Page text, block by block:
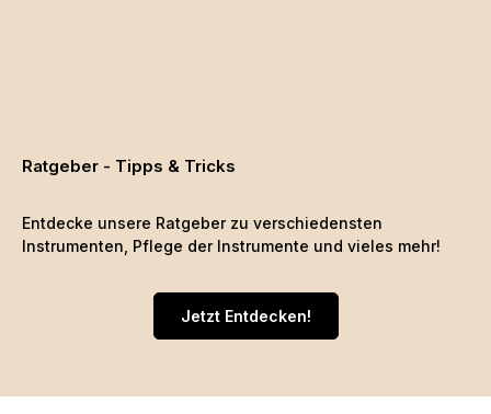
Ratgeber - Tipps & Tricks
Entdecke unsere Ratgeber zu verschiedensten
Instrumenten, Pflege der Instrumente und vieles mehr!
Jetzt Entdecken!